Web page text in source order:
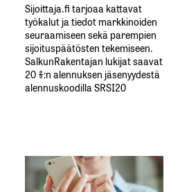
Sijoittaja.fi tarjoaa kattavat
työkalut ja tiedot markkinoiden
seuraamiseen sekä parempien
sijoituspäätösten tekemiseen.
SalkunRakentajan lukijat saavat
20 %:n alennuksen jäsenyydestä
alennuskoodilla SRSI20